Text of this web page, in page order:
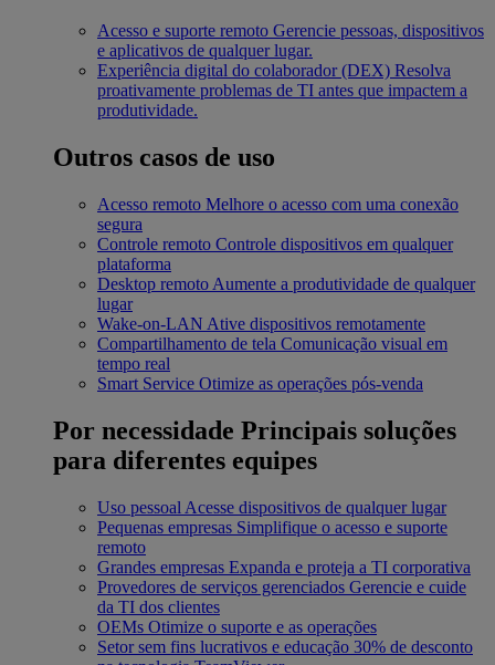
Acesso e suporte remoto Gerencie pessoas, dispositivos
e aplicativos de qualquer lugar.
Experiência digital do colaborador (DEX) Resolva
proativamente problemas de TI antes que impactem a
produtividade.
Outros casos de uso
Acesso remoto Melhore o acesso com uma conexão
segura
Controle remoto Controle dispositivos em qualquer
plataforma
Desktop remoto Aumente a produtividade de qualquer
lugar
Wake-on-LAN Ative dispositivos remotamente
Compartilhamento de tela Comunicação visual em
tempo real
Smart Service Otimize as operações pós-venda
Por necessidade Principais soluções
para diferentes equipes
Uso pessoal Acesse dispositivos de qualquer lugar
Pequenas empresas Simplifique o acesso e suporte
remoto
Grandes empresas Expanda e proteja a TI corporativa
Provedores de serviços gerenciados Gerencie e cuide
da TI dos clientes
OEMs Otimize o suporte e as operações
Setor sem fins lucrativos e educação 30% de desconto